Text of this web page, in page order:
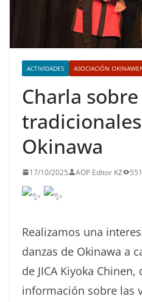
ACTIVIDADES ASOCIACIÓN
Charla
Okinawa
17/10/2025 AOP Editor KZ
Realizamos una
danzas de Okinawa a
de JICA Kiyoka
información sobre las